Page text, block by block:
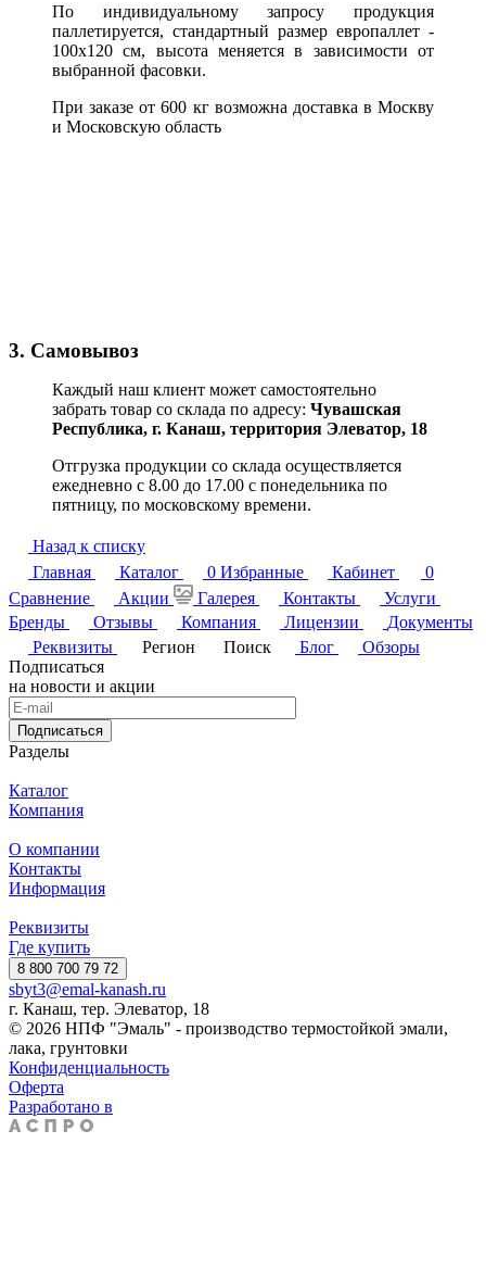
По индивидуальному запросу продукция
паллетируется, стандартный размер европаллет -
100х120 см, высота меняется в зависимости от
выбранной фасовки.
При заказе от 600 кг возможна доставка в Москву
и Московскую область
3. Самовывоз
Каждый наш клиент может самостоятельно
забрать товар со склада по адресу: Чувашская
Республика, г. Канаш, территория Элеватор, 18
Отгрузка продукции со склада осуществляется
ежедневно с 8.00 до 17.00 с понедельника по
пятницу, по московскому времени.
Назад к списку
Главная
Каталог 0 Избранные Кабинет
0
Сравнение
Акции Галерея Контакты
Услуги
Бренды
Отзывы Компания Лицензии
Документы
Реквизиты
Регион Поиск Блог
Обзоры
Подписаться
на новости и акции
Подписаться
Разделы
Каталог
Компания
О компании
Контакты
Информация
Реквизиты
Где купить
8 800 700 79 72
sbyt3@emal-kanash.ru
г. Канаш, тер. Элеватор, 18
© 2026 НПФ "Эмаль" - производство термостойкой эмали,
лака, грунтовки
Конфиденциальность
Оферта
Разработано в